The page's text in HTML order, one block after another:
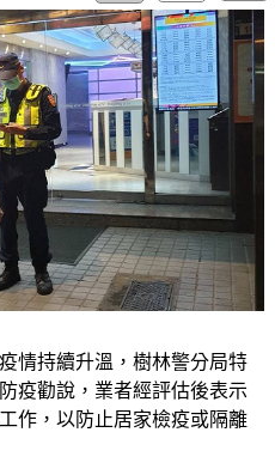
情持續升溫，樹林警分局特
疫勸說，業者經評估後表示
作，以防止居家檢疫或隔離